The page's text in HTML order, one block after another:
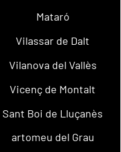
Mataró
Vilassar de Dalt
Vilanova del Vallès
Vicenç de Montalt
Sant Boi de Lluçanès
artomeu del Grau